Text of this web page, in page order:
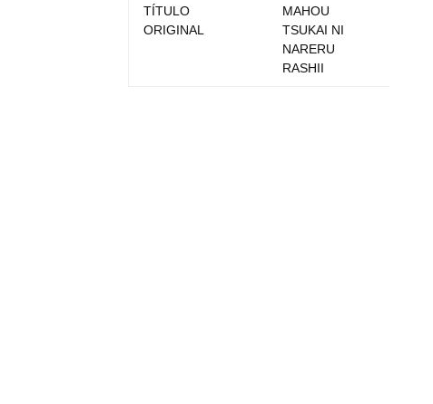
TÍTULO
ORIGINAL
MAHOU
TSUKAI NI
NARERU
RASHII